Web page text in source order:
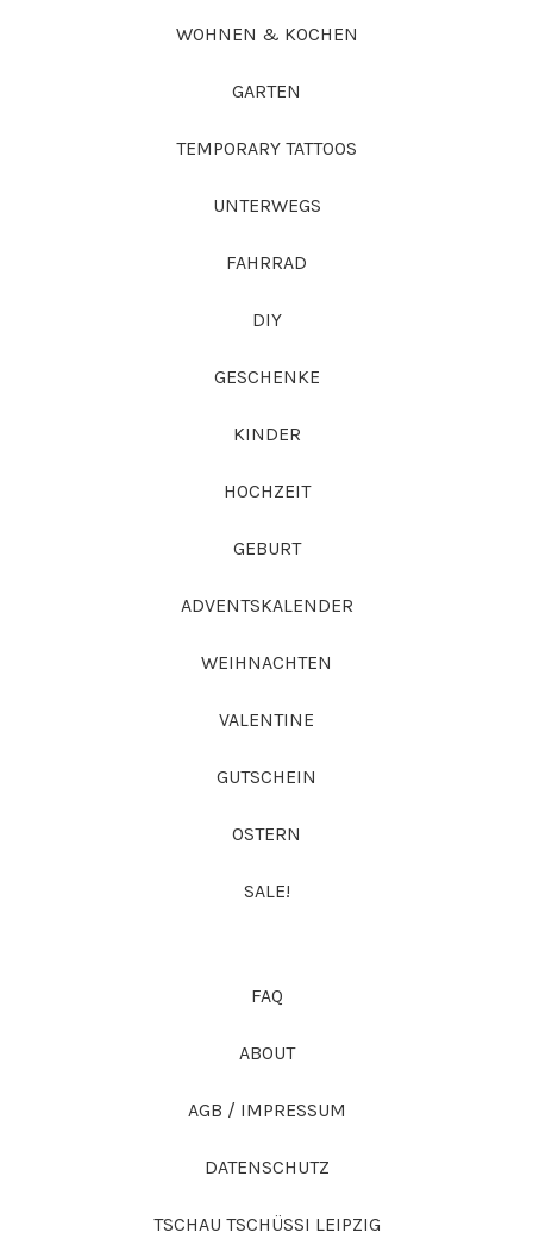
WOHNEN & KOCHEN
GARTEN
TEMPORARY TATTOOS
UNTERWEGS
FAHRRAD
DIY
GESCHENKE
KINDER
HOCHZEIT
GEBURT
ADVENTSKALENDER
WEIHNACHTEN
VALENTINE
GUTSCHEIN
OSTERN
SALE!
FAQ
ABOUT
AGB / IMPRESSUM
DATENSCHUTZ
TSCHAU TSCHÜSSI LEIPZIG